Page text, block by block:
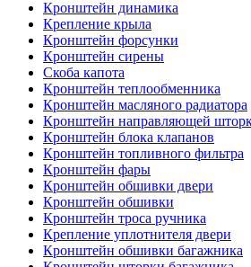
Кронштейн динамика
Крепление крыла
Кронштейн форсунки
Кронштейн сирены
Скоба капота
Кронштейн теплообменника
Кронштейн масляного радиатора
Кронштейн направляющей
Кронштейн блока клапанов
Кронштейн топливного фильтра
Кронштейн фары
Кронштейн обшивки двери
Кронштейн обшивки
Кронштейн троса ручника
Крепление уплотнителя двери
Кронштейн обшивки багажника